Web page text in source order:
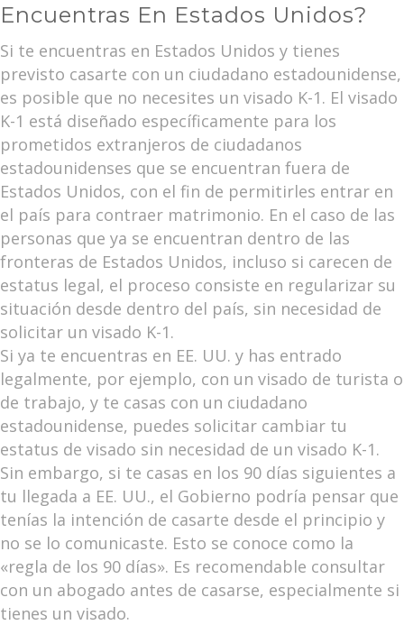
Encuentras En Estados Unidos?
Si te encuentras en Estados Unidos y tienes
previsto casarte con un ciudadano estadounidense,
es posible que no necesites un visado K-1. El visado
K-1 está diseñado específicamente para los
prometidos extranjeros de ciudadanos
estadounidenses que se encuentran fuera de
Estados Unidos, con el fin de permitirles entrar en
el país para contraer matrimonio. En el caso de las
personas que ya se encuentran dentro de las
fronteras de Estados Unidos, incluso si carecen de
estatus legal, el proceso consiste en regularizar su
situación desde dentro del país, sin necesidad de
solicitar un visado K-1.
Si ya te encuentras en EE. UU. y has entrado
legalmente, por ejemplo, con un visado de turista o
de trabajo, y te casas con un ciudadano
estadounidense, puedes solicitar cambiar tu
estatus de visado sin necesidad de un visado K-1.
Sin embargo, si te casas en los 90 días siguientes a
tu llegada a EE. UU., el Gobierno podría pensar que
tenías la intención de casarte desde el principio y
no se lo comunicaste. Esto se conoce como la
«regla de los 90 días». Es recomendable consultar
con un abogado antes de casarse, especialmente si
tienes un visado.